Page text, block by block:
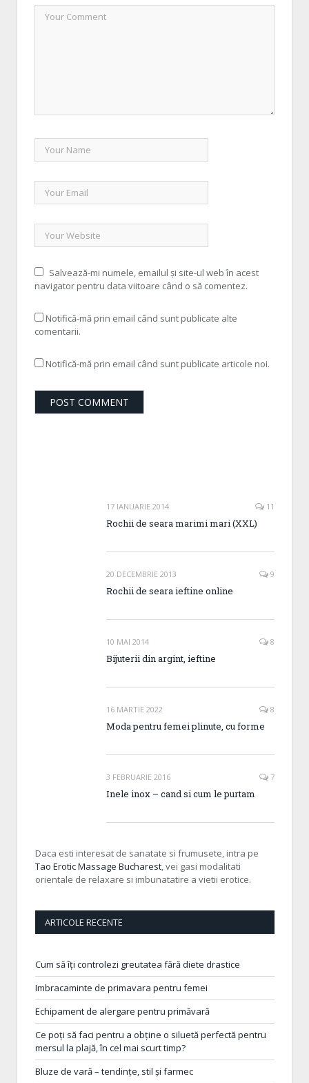
Salvează-mi numele, emailul și site-ul web în acest
navigator pentru data viitoare când o să comentez.
Notifică-mă prin email când sunt publicate alte
comentarii.
Notifică-mă prin email când sunt publicate articole noi.
17 IANUARIE 2014 11
Rochii de seara marimi mari (XXL)
20 DECEMBRIE 2013 9
Rochii de seara ieftine online
10 MAI 2014 8
Bijuterii din argint, ieftine
16 MARTIE 2022 8
Moda pentru femei plinute, cu forme
3 FEBRUARIE 2016 7
Inele inox – cand si cum le purtam
Daca esti interesat de sanatate si frumusete, intra pe
Tao Erotic Massage Bucharest, vei gasi modalitati
orientale de relaxare si imbunatatire a vietii erotice.
ARTICOLE RECENTE
Cum să îți controlezi greutatea fără diete drastice
Imbracaminte de primavara pentru femei
Echipament de alergare pentru primăvară
Ce poți să faci pentru a obține o siluetă perfectă pentru
mersul la plajă, în cel mai scurt timp?
Bluze de vară – tendințe, stil și farmec